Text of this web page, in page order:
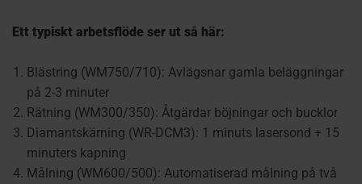
Ett typiskt arbetsflöde ser ut så här:
Blästring (WM750/710): Avlägsnar gamla beläggningar
på 2-3 minuter
Rätning (WM300/350): Åtgärdar böjningar och bucklor
Diamantskärning (WR-DCM3): 1 minuts lasersond + 15
minuters kapning
Målning (WM600/500): Automatiserad målning på två